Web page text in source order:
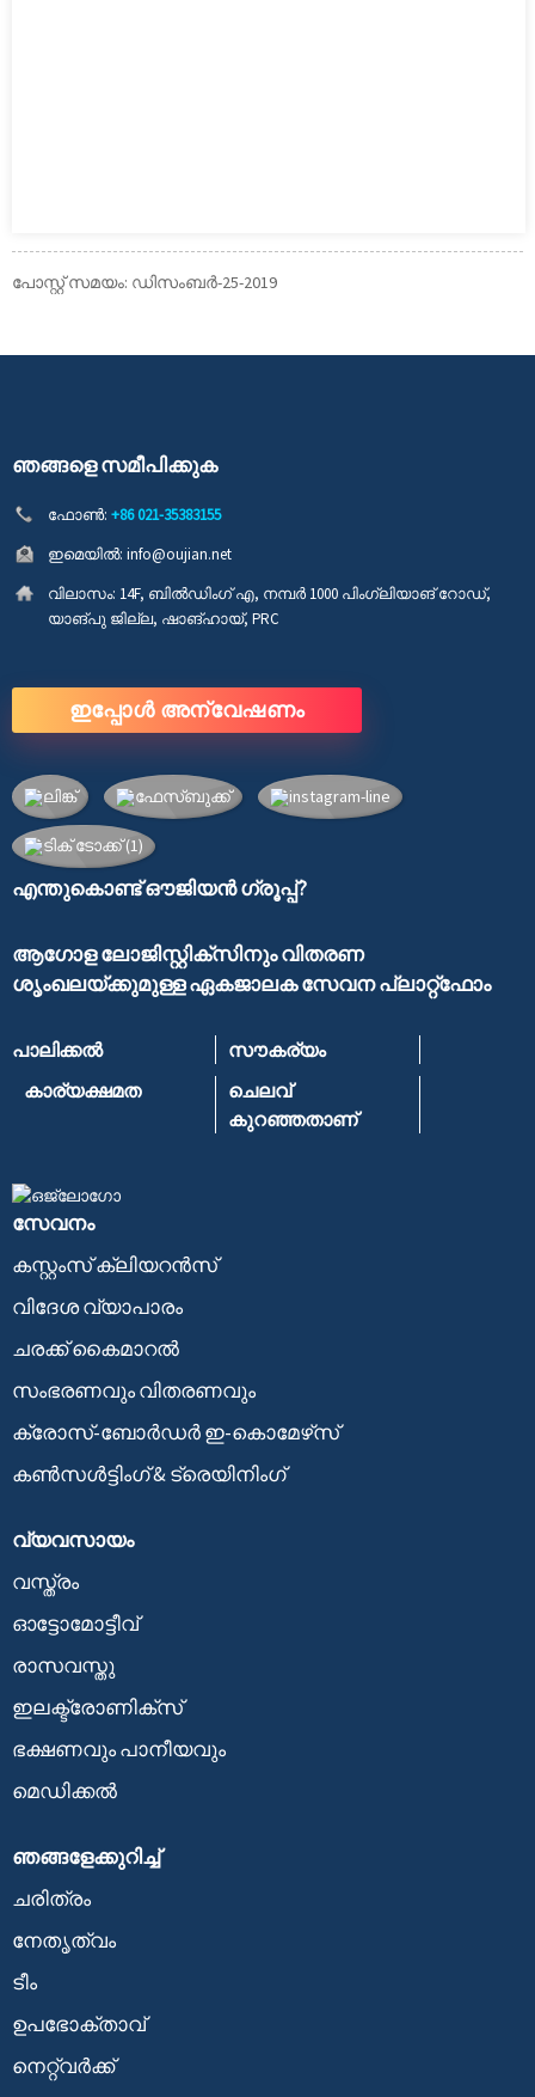
പോസ്റ്റ് സമയം: ഡിസംബർ-25-2019
ഞങ്ങളെ സമീപിക്കുക
ഫോൺ: +86 021-35383155
ഇമെയിൽ: info@oujian.net
വിലാസം: 14F, ബിൽഡിംഗ് എ, നമ്പർ 1000 പിംഗ്ലിയാങ് റോഡ്,
യാങ്പു ജില്ല, ഷാങ്ഹായ്, PRC
ഇപ്പോൾ അന്വേഷണം
എന്തുകൊണ്ട് ഔജിയൻ ഗ്രൂപ്പ്?
ആഗോള ലോജിസ്റ്റിക്‌സിനും വിതരണ
ശൃംഖലയ്‌ക്കുമുള്ള ഏകജാലക സേവന പ്ലാറ്റ്‌ഫോം
പാലിക്കൽ
സൗകര്യം
കാര്യക്ഷമത
ചെലവ്
കുറഞ്ഞതാണ്
സേവനം
കസ്റ്റംസ് ക്ലിയറൻസ്
വിദേശ വ്യാപാരം
ചരക്ക് കൈമാറൽ
സംഭരണവും വിതരണവും
ക്രോസ്-ബോർഡർ ഇ-കൊമേഴ്‌സ്
കൺസൾട്ടിംഗ് & ട്രെയിനിംഗ്
വ്യവസായം
വസ്ത്രം
ഓട്ടോമോട്ടീവ്
രാസവസ്തു
ഇലക്ട്രോണിക്സ്
ഭക്ഷണവും പാനീയവും
മെഡിക്കൽ
ഞങ്ങളേക്കുറിച്ച്
ചരിത്രം
നേതൃത്വം
ടീം
ഉപഭോക്താവ്
നെറ്റ്വർക്ക്